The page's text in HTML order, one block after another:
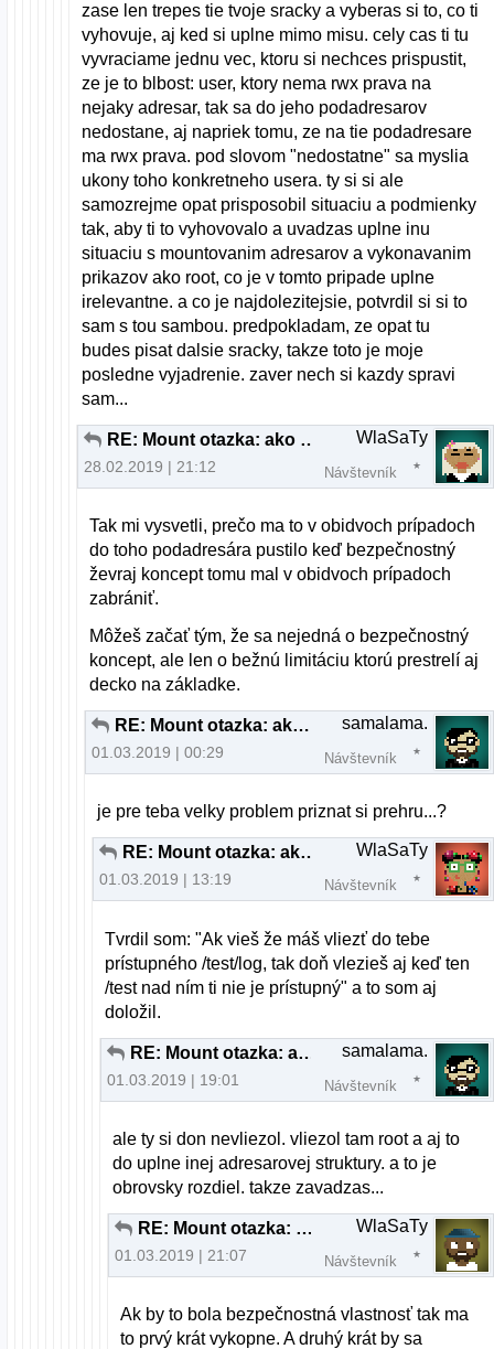
zase len trepes tie tvoje sracky a vyberas si to, co ti
vyhovuje, aj ked si uplne mimo misu. cely cas ti tu
vyvraciame jednu vec, ktoru si nechces prispustit,
ze je to blbost: user, ktory nema rwx prava na
nejaky adresar, tak sa do jeho podadresarov
nedostane, aj napriek tomu, ze na tie podadresare
ma rwx prava. pod slovom "nedostatne" sa myslia
ukony toho konkretneho usera. ty si si ale
samozrejme opat prisposobil situaciu a podmienky
tak, aby ti to vyhovovalo a uvadzas uplne inu
situaciu s mountovanim adresarov a vykonavanim
prikazov ako root, co je v tomto pripade uplne
irelevantne. a co je najdolezitejsie, potvrdil si si to
sam s tou sambou. predpokladam, ze opat tu
budes pisat dalsie sracky, takze toto je moje
posledne vyjadrenie. zaver nech si kazdy spravi
sam...
RE: Mount otazka: ako jeto mozne?
28.02.2019 | 21:12
WlaSaTy
Návštevník
Tak mi vysvetli, prečo ma to v obidvoch prípadoch
do toho podadresára pustilo keď bezpečnostný
ževraj koncept tomu mal v obidvoch prípadoch
zabrániť.
Môžeš začať tým, že sa nejedná o bezpečnostný
koncept, ale len o bežnú limitáciu ktorú prestrelí aj
decko na základke.
RE: Mount otazka: ako jeto mozne?
01.03.2019 | 00:29
samalama.
Návštevník
je pre teba velky problem priznat si prehru...?
RE: Mount otazka: ako jeto mozne?
01.03.2019 | 13:19
WlaSaTy
Návštevník
Tvrdil som: "Ak vieš že máš vliezť do tebe
prístupného /test/log, tak doň vlezieš aj keď ten
/test nad ním ti nie je prístupný" a to som aj
doložil.
RE: Mount otazka: ako jeto mozne?
01.03.2019 | 19:01
samalama.
Návštevník
ale ty si don nevliezol. vliezol tam root a aj to
do uplne inej adresarovej struktury. a to je
obrovsky rozdiel. takze zavadzas...
RE: Mount otazka: ako jeto mozne?
01.03.2019 | 21:07
WlaSaTy
Návštevník
Ak by to bola bezpečnostná vlastnosť tak ma
to prvý krát vykopne. A druhý krát by sa